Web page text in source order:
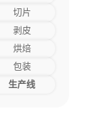
切片
剥皮
烘焙
包装
生产线